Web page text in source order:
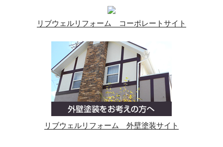
リブウェルリフォーム コーポレートサイト
リブウェルリフォーム 外壁塗装サイト